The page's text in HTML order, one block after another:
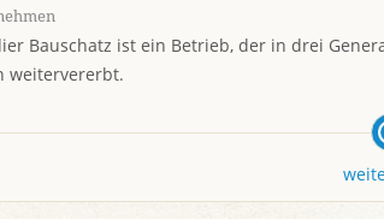
Bauschatz ist ein Betrieb, der in drei
weitervererbt.